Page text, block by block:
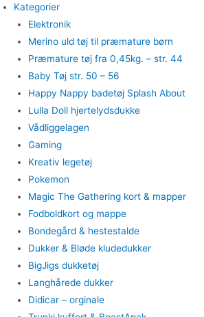
Kategorier
Elektronik
Merino uld tøj til præmature børn
Præmature tøj fra 0,45kg. – str. 44
Baby Tøj str. 50 – 56
Happy Nappy badetøj Splash About
Lulla Doll hjertelydsdukke
Vådliggelagen
Gaming
Kreativ legetøj
Pokemon
Magic The Gathering kort & mapper
Fodboldkort og mappe
Bondegård & hestestalde
Dukker & Bløde kludedukker
BigJigs dukketøj
Langhårede dukker
Didicar – orginale